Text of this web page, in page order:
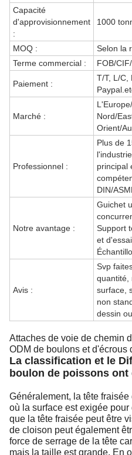
Capacité
d'approvisionnement
:
1000
MOQ :
Selon la
Terme commercial :
FOB/
Paiement :
T/T, L/C,
Marché :
Nord/
Orient/
Professionnel :
Plus de
principal
DIN/
Notre avantage :
Guichet
Support
et
Avis :
Svp
quantité,
surface,
non
dessin
Attaches de voie de chemin
ODM de boulons et d'écrous
La classification et le
boulon de poissons
Généralement, la tête
où la surface est exigée
que la tête fraisée peut être
de cloison peut également
force de serrage de la tête
mais la taille est grande. En